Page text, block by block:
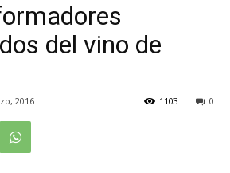
del vino de
2016 0
1103